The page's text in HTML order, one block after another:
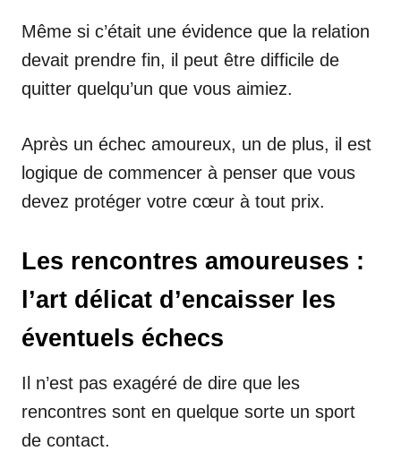
Même si c’était une évidence que la relation
devait prendre fin, il peut être difficile de
quitter quelqu’un que vous aimiez.
Après un échec amoureux, un de plus, il est
logique de commencer à penser que vous
devez protéger votre cœur à tout prix.
Les rencontres amoureuses :
l’art délicat d’encaisser les
éventuels échecs
Il n’est pas exagéré de dire que les
rencontres sont en quelque sorte un sport
de contact.